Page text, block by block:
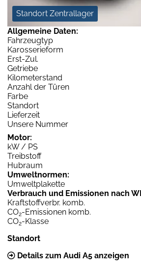
Standort Zentrallager
Allgemeine Daten:
Fahrzeugtyp
Karosserieform
Erst-Zul.
Getriebe
Kilometerstand
Anzahl der Türen
Farbe
Standort
Lieferzeit
Unsere Nummer
Motor:
kW / PS
Treibstoff
Hubraum
Umweltnormen:
Umweltplakette
Verbrauch und Emissionen nach
Kraftstoffverbr. komb.
CO2-Emissionen komb.
CO2-Klasse
Standort
Details zum Audi A5 anzeigen